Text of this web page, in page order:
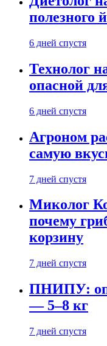
полезного
6 дней спустя
Технолог
опасной
6 дней спустя
Агроном
самую
7 дней спустя
Миколог
почему
корзину
7 дней спустя
ПНИПУ:
— 5–8 кг
7 дней спустя